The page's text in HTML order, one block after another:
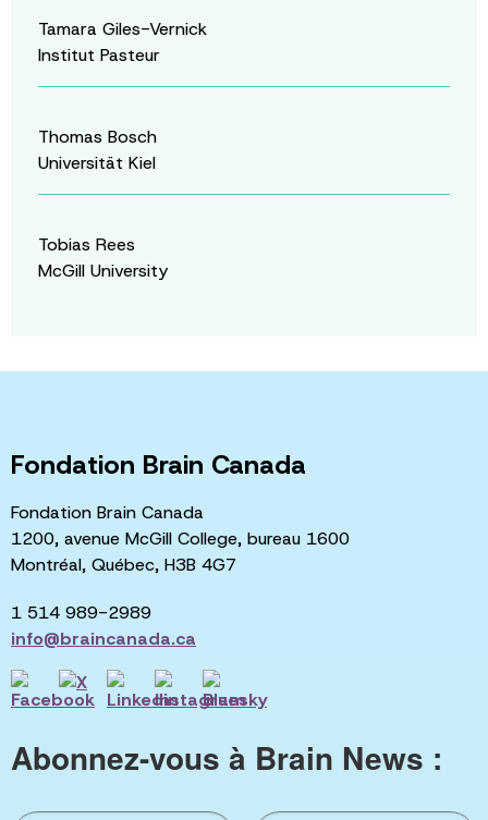
Tamara Giles-Vernick
Institut Pasteur
Thomas Bosch
Universität Kiel
Tobias Rees
McGill University
Fondation Brain Canada
Fondation Brain Canada
1200, avenue McGill College, bureau 1600
Montréal, Québec, H3B 4G7
1 514 989-2989
info@braincanada.ca
Abonnez-vous à Brain News :